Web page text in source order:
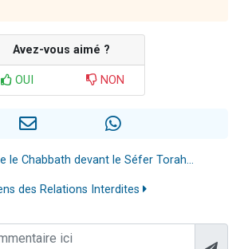
Avez-vous aimé ?
OUI NON
le Chabbath devant le Séfer Torah...
des Relations Interdites